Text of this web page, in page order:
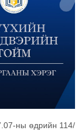
ны өдрийн 114/